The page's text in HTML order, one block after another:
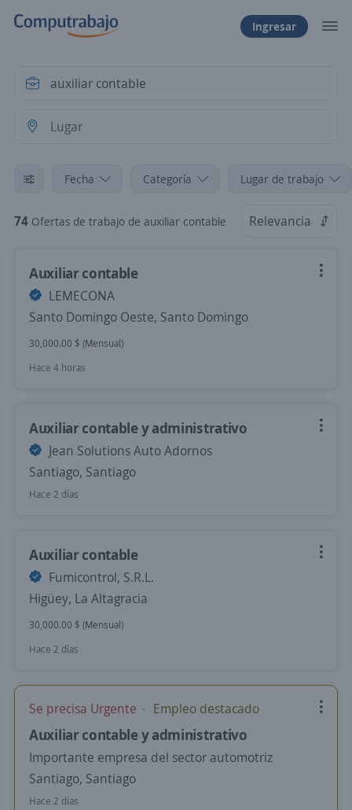
Ingresar
Fecha Categoría Lugar de trabajo
74 Ofertas de trabajo de auxiliar contable Relevancia
Auxiliar contable
LEMECONA
Santo Domingo Oeste, Santo Domingo
30,000.00 $ (Mensual)
Hace 4 horas
Auxiliar contable y administrativo
Jean Solutions Auto Adornos
Santiago, Santiago
Hace 2 días
Auxiliar contable
Fumicontrol, S.R.L.
Higüey, La Altagracia
30,000.00 $ (Mensual)
Hace 2 días
Se precisa Urgente Empleo destacado
Auxiliar contable y administrativo
Importante empresa del sector automotriz
Santiago, Santiago
Hace 2 días